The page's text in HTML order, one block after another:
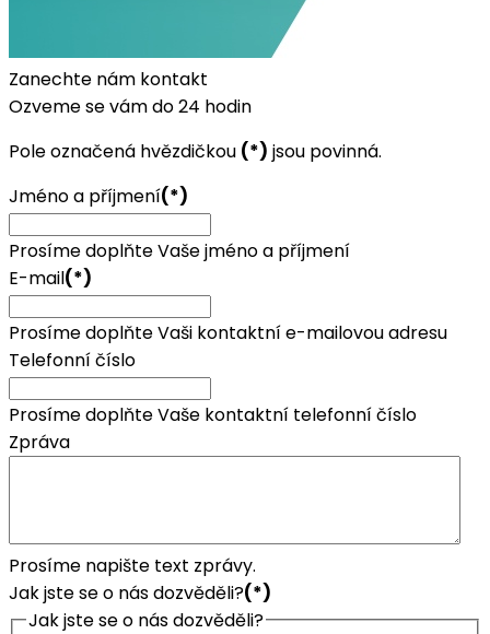
Zanechte nám kontakt
Ozveme se vám do 24 hodin
Pole označená hvězdičkou (*) jsou povinná.
Jméno a příjmení(*)
Prosíme doplňte Vaše jméno a příjmení
E-mail(*)
Prosíme doplňte Vaši kontaktní e-mailovou adresu
Telefonní číslo
Prosíme doplňte Vaše kontaktní telefonní číslo
Zpráva
Prosíme napište text zprávy.
Jak jste se o nás dozvěděli?(*)
Jak jste se o nás dozvěděli?